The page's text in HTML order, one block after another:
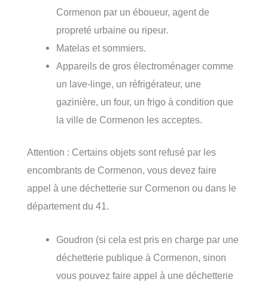
Cormenon par un éboueur, agent de
propreté urbaine ou ripeur.
Matelas et sommiers.
Appareils de gros électroménager comme
un lave-linge, un réfrigérateur, une
gazinière, un four, un frigo à condition que
la ville de Cormenon les acceptes.
Attention : Certains objets sont refusé par les
encombrants de Cormenon, vous devez faire
appel à une déchetterie sur Cormenon ou dans le
département du 41.
Goudron (si cela est pris en charge par une
déchetterie publique à Cormenon, sinon
vous pouvez faire appel à une déchetterie